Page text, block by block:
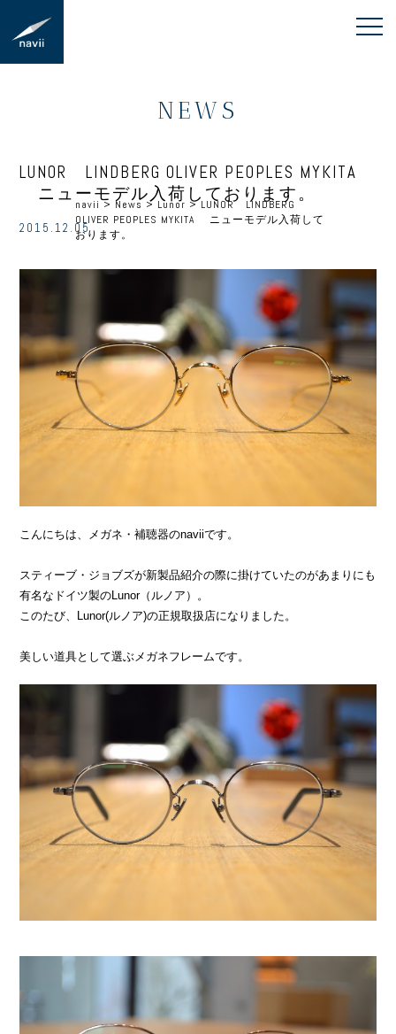
navii >News > Lunor > LUNOR LINDBERG
OLIVER PEOPLES MYKITA ニューモデル入荷して
おります。
NEWS
LUNOR LINDBERG OLIVER PEOPLES MYKITA
ニューモデル入荷しております。
2015.12.05
こんにちは、メガネ・補聴器のnaviiです。
スティーブ・ジョブズが新製品紹介の際に掛けていたのがあまりにも
有名なドイツ製のLunor（ルノア）。
このたび、Lunor(ルノア)の正規取扱店になりました。
美しい道具として選ぶメガネフレームです。